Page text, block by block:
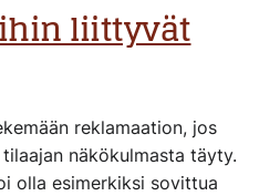
liittyvät
reklamaation, jos
näkökulmasta täyty.
olla esimerkiksi sovittua